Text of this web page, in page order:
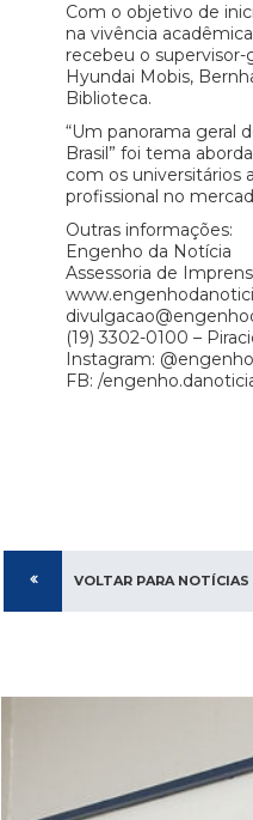
Com o objetivo de
na vivência
recebeu o supervisor-
Hyundai Mobis,
Biblioteca.
“Um panorama geral
Brasil” foi tema
com os universitários
profissional no
Outras informações:
Engenho da Notícia
Assessoria de
(19) 3302-0100 –
Instagram:
FB: /
VOLTAR PARA NOTÍCIAS